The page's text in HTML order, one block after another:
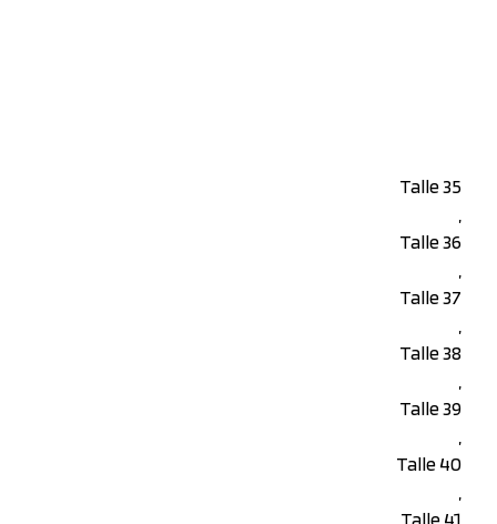
Talle 35
Talle 36
Talle 37
Talle 38
Talle 39
Talle 40
Talle 41